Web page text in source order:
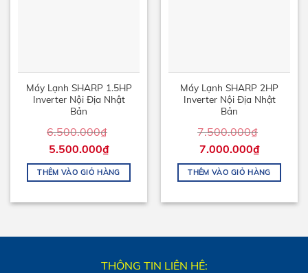
Máy Lạnh SHARP 1.5HP
Inverter Nội Địa Nhật
Bản
6.500.000₫
5.500.000₫
THÊM VÀO GIỎ HÀNG
Máy Lạnh SHARP 2HP
Inverter Nội Địa Nhật
Bản
7.500.000₫
7.000.000₫
THÊM VÀO GIỎ HÀNG
THÔNG TIN LIÊN HÊ: